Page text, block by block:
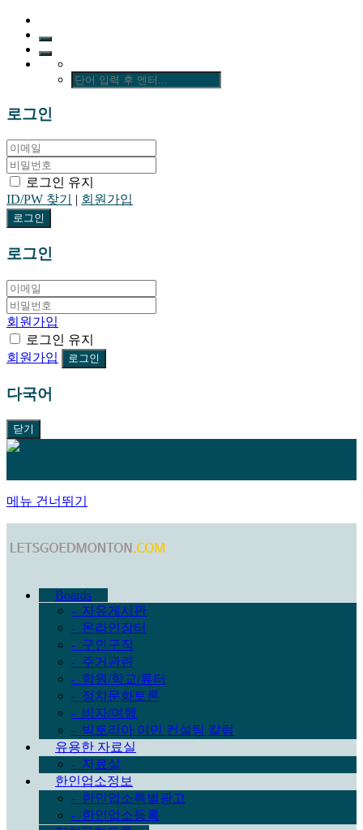
로그인
로그인 유지
ID/PW 찾기
| 회원가입
로그인
회원가입
로그인 유지
회원가입
다국어
닫기
메뉴 건너뛰기
Boards
- 자유게시판
- 온라인장터
- 구인구직
- 주거관련
- 학원/학교/튜터
- 정치문화토론
- 비자/여행
- 빅토리아 이민 컨설팅 칼럼
유용한 자료실
- 자료실
한인업소정보
- 한인업소특별광고
- 한인업소등록